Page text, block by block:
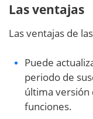
Las ventajas
Las ventajas de
Puede
periodo de
última versión
funciones.